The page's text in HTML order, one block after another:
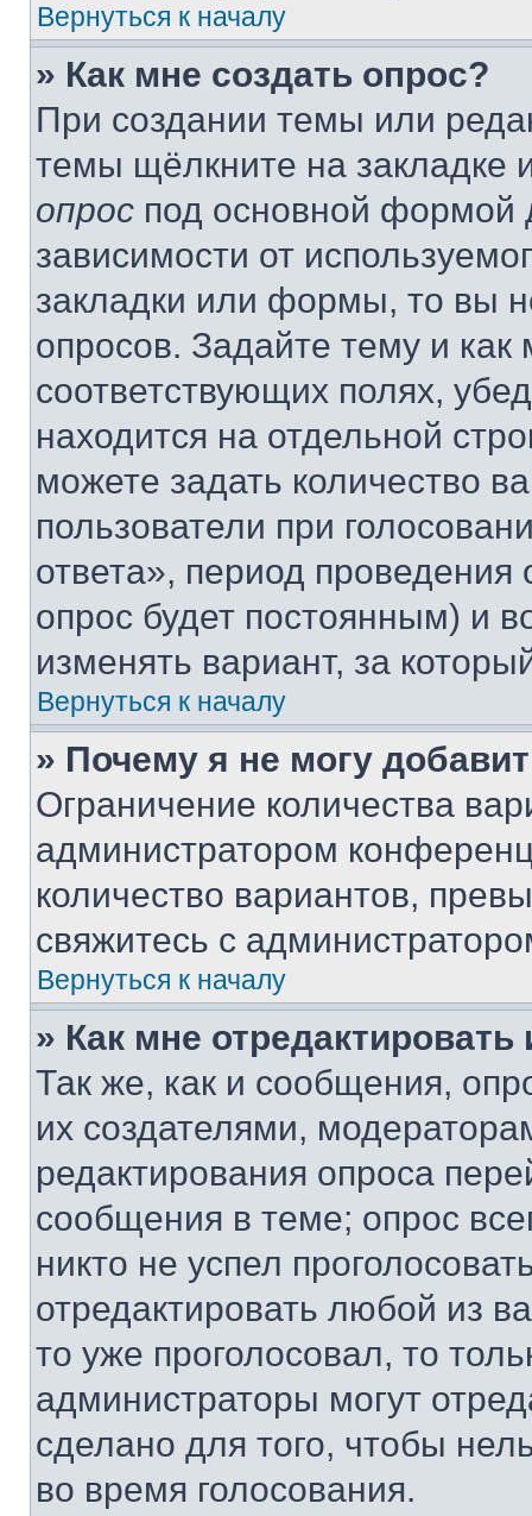
Вернуться к началу
» Как мне создать опрос?
При создании темы или
темы щёлкните на
опрос под основной формой
зависимости от
закладки или формы, то вы
опросов. Задайте тему и
соответствующих полях,
находится на отдельной
можете задать количество
пользователи при
ответа», период проведения
опрос будет постоянным) и
изменять вариант, за
Вернуться к началу
» Почему я не могу
Ограничение количества
администратором
количество вариантов,
свяжитесь с
Вернуться к началу
» Как мне
Так же, как и сообщения,
их создателями,
редактирования опроса
сообщения в теме; опрос
никто не успел
отредактировать любой из
то уже проголосовал, то
администраторы могут
сделано для того, чтобы
во время голосования.